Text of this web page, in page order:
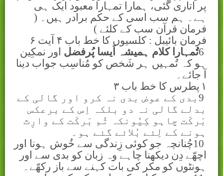
پر اتاری گئی، ہمارا تمہارا معبود ایک ہی
ہے۔ ہم سب اسی کے حکم برادر ہیں۔ (
فرمان قرآن سب کے کلئے )
فرمان بائيبل : کلسيوں کا خط باب ۴ آيت ۶
6تُمہارا کلام ہمیشہ اَیسا پُرفضل اور نمکِین
ہو کہ تُمہیں ہر شَخص کو مُناسِب جواب دینا
آ جائے۔
۱ پطرس کا خط باب ۳
9 بدی کے عوض بدی نہ کرو اور گالی کے
بدلے گالی نہ دو بلکہ اِس کے برعکس
بَرکَت چاہو کِیُونکہ تُم بَرکَت کے وارِث
ہونے کے لِئے بُلائے گئے ہو۔
10چُنانچہ جو کوئی زِندگی سے خُوش ہونا اور
اچھّے دِن دیکھنا چاہے وہ زبان کو بدی سے اور
ہونٹوں کو مکر کی بات کہنے سے باز رکھّے۔